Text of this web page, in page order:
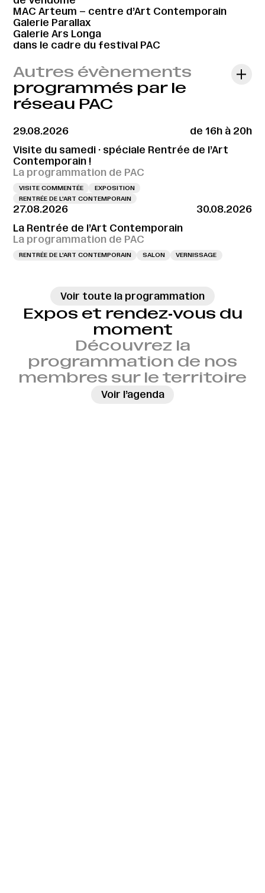
MAC Arteum – centre d’Art Contemporain
Galerie Parallax
Galerie Ars Longa
dans le cadre du festival PAC
Autres évènements
programmés par le
réseau PAC
29.08.2026
de 16h à 20h
Visite du samedi · spéciale Rentrée de l’Art
Contemporain !
La programmation de PAC
VISITE COMMENTÉE
EXPOSITION
RENTRÉE DE L'ART CONTEMPORAIN
27.08.2026
30.08.2026
La Rentrée de l’Art Contemporain
La programmation de PAC
RENTRÉE DE L'ART CONTEMPORAIN SALON VERNISSAGE
Voir toute la programmation
Expos et rendez‑vous du
moment
Découvrez la
programmation de nos
membres sur le territoire
Voir l’agenda